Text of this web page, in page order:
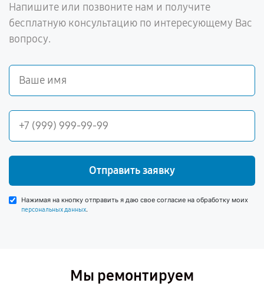
Напишите или позвоните нам и получите
бесплатную консультацию по интересующему Вас
вопросу.
Отправить заявку
Нажимая на кнопку отправить я даю свое согласие на обработку моих
персональных данных.
Мы ремонтируем